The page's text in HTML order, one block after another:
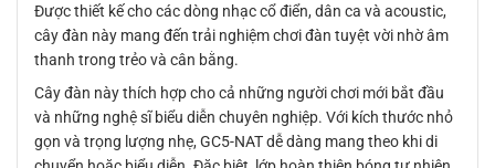
Được thiết kế cho các dòng nhạc cổ điển, dân ca và acoustic,
cây đàn này mang đến trải nghiệm chơi đàn tuyệt vời nhờ âm
thanh trong trẻo và cân bằng.
Cây đàn này thích hợp cho cả những người chơi mới bắt đầu
và những nghệ sĩ biểu diễn chuyên nghiệp. Với kích thước nhỏ
gọn và trọng lượng nhẹ, GC5-NAT dễ dàng mang theo khi di